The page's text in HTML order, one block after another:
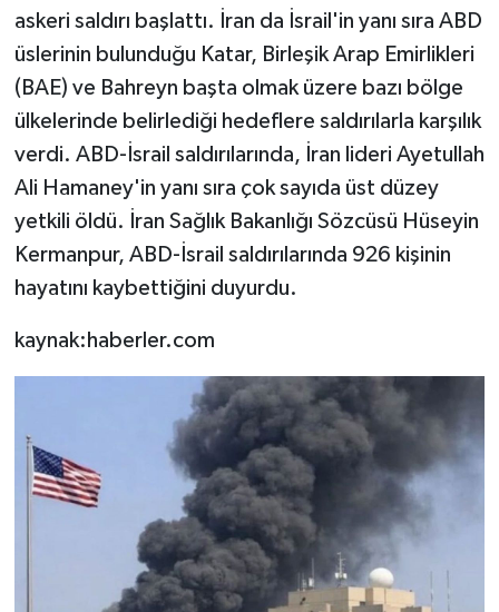
askeri saldırı başlattı. İran da İsrail'in yanı sıra ABD
üslerinin bulunduğu Katar, Birleşik Arap Emirlikleri
(BAE) ve Bahreyn başta olmak üzere bazı bölge
ülkelerinde belirlediği hedeflere saldırılarla karşılık
verdi. ABD-İsrail saldırılarında, İran lideri Ayetullah
Ali Hamaney'in yanı sıra çok sayıda üst düzey
yetkili öldü. İran Sağlık Bakanlığı Sözcüsü Hüseyin
Kermanpur, ABD-İsrail saldırılarında 926 kişinin
hayatını kaybettiğini duyurdu.
kaynak:haberler.com